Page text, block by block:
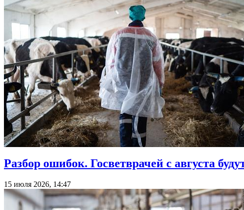
Разбор ошибок. Госветврачей с августа
15 июля 2026, 14:47